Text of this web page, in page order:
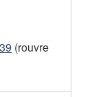
(rouvre